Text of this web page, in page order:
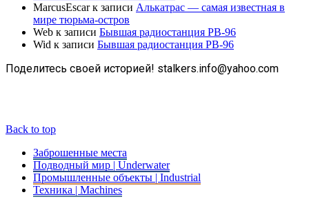
MarcusEscarк записи Алькатрас — самая известная в
мире тюрьма-остров
Web к записи Бывшая радиостанция РВ-96
Wid к записи Бывшая радиостанция РВ-96
Поделитесь своей историей! stalkers.info@yahoo.com
Back to top
Заброшенные места
Подводный мир | Underwater
Промышленные объекты | Industrial
Техника | Machines